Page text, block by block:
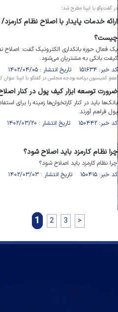
در گفت‌وگو با ایبِنا مطرح شد؛
ارائه خدمات پایدار با اصلاح نظام
چیست؟
یک فعال حوزه بانکداری الکترونیک گفت: اصلاح
کیفت بانکی به مشتریان می‌شود.
کد خبر: ۱۵۱۶۳۴ تاریخ انتشار : ۱۴۰۲/۰۴/۰۵
عضو کمیسیون برنامه بودجه مجلس در گفتگو با ایبِنا عنوان
ضرورت توسعه ابزار کیف پول در کنار
بانک‌ها باید در کنار کارتخوان‌ها زمینه را برای
پول فراهم آورند.
کد خبر: ۱۵۰۴۴۲ تاریخ انتشار : ۱۴۰۲/۰۳/۲۰
چرا نظام کارمزد باید اصلاح شود؟
چرا نظام کارمزد باید اصلاح شود؟
کد خبر: ۱۵۰۴۱۵ تاریخ انتشار : ۱۴۰۲/۰۳/۰۳
1 2 3 >